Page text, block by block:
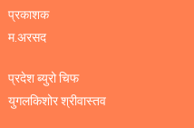
प्रकाशक
म.अरसद
प्रदेश ब्युरो चिफ
युगलकिशोर श्रीवास्तव